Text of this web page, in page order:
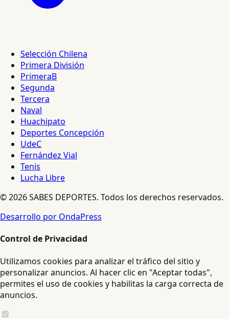
Selección Chilena
Primera División
PrimeraB
Segunda
Tercera
Naval
Huachipato
Deportes Concepción
UdeC
Fernández Vial
Tenis
Lucha Libre
© 2026 SABES DEPORTES. Todos los derechos reservados.
Desarrollo por OndaPress
Control de Privacidad
Utilizamos cookies para analizar el tráfico del sitio y
personalizar anuncios. Al hacer clic en "Aceptar todas",
permites el uso de cookies y habilitas la carga correcta de
anuncios.